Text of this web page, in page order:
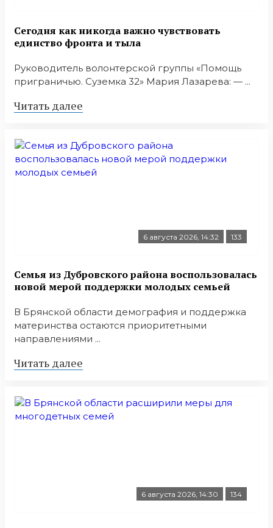
Сегодня как никогда важно чувствовать
единство фронта и тыла
Руководитель волонтерской группы «Помощь
приграничью. Суземка 32» Мария Лазарева: — ...
Читать далее
6 августа 2026, 14:32 133
Семья из Дубровского района воспользовалась
новой мерой поддержки молодых семьей
В Брянской области демография и поддержка
материнства остаются приоритетными
направлениями ...
Читать далее
6 августа 2026, 14:30 134